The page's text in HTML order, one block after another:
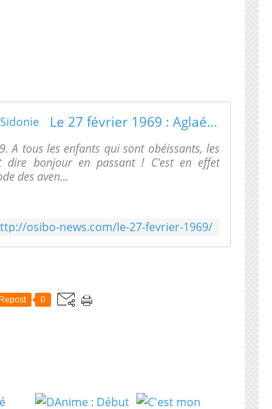
Le 27 février 1969 : Aglaé et Sidonie
A tous les enfants qui sont obéissants, les
dire bonjour en passant ! C'est en effet
des aven...
osibo-news.com/le-27-fevrier-1969/
Repost 0